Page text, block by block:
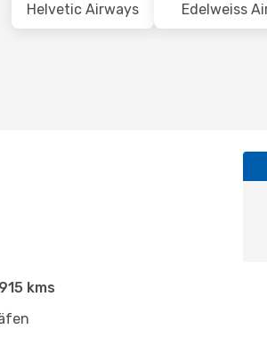
Helvetic Airways Edelweiss
915 kms